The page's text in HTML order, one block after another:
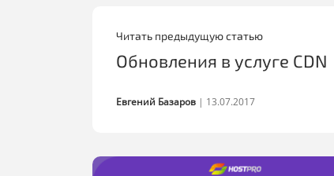
Читать предыдущую статью
Обновления в услуге CDN
Евгений Базаров | 13.07.2017